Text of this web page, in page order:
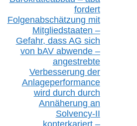
fordert
Folgenabschätzung mit
Mitgliedstaaten –
Gefahr, dass AG sich
von bAV abwende –
angestrebte
Verbesserung der
Anlageperformance
wird durch durch
Annäherung an
Solvency-II
konterkariert –